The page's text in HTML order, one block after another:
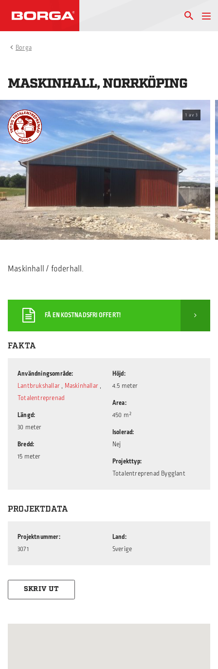
Borga
MASKINHALL, NORRKÖPING
1 av 3
Maskinhall / foderhall.
FÅ EN KOSTNADSFRI OFFERT!
FAKTA
Användningsområde
Lantbrukshallar , Maskinhallar ,
Totalentreprenad
Längd
30 meter
Bredd
15 meter
Höjd
4.5 meter
Area
450 m²
Isolerad
Nej
Projekttyp
Totalentreprenad Bygglant
PROJEKTDATA
Projektnummer
3071
Land
Sverige
SKRIV UT